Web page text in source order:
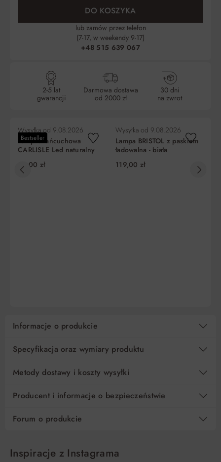
DO KOSZYKA
lub zamów przez telefon
(7-17, w weekendy 9-17)
+48 515 639 067
2-5 lat
gwarancji
Darmowa dostawa
od 2000 zł
30 dni
na zwrot
Bestseller
Wysyłka od 9.08.2026
Lampka łańcuchowa
CARLISLE Led naturalny
69,00 zł
Wysyłka od 9.08.2026
Lampa BRISTOL z paskiem
ładowalna - biała
119,00 zł
Informacje o produkcie
Specyfikacja oraz wymiary produktu
Metody dostawy i koszty wysyłki
Producent i informacje o bezpieczeństwie
Forum o produkcie
Inspiracje z Instagrama